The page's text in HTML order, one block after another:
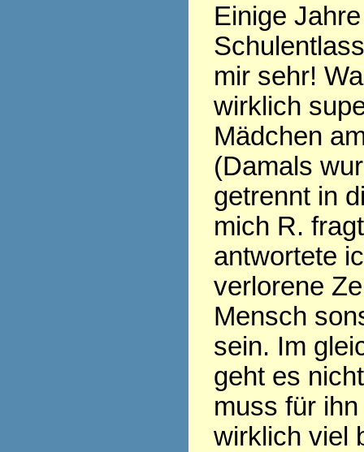
Einige
mir sehr!
wirklich
Mädchen
(Damals
getrennt in
mich R.
antwortete
verlorene
Mensch
sein. Im
geht es
muss für
wirklich viel